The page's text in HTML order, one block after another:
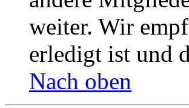
weiter. Wir
erledigt ist und
Nach oben